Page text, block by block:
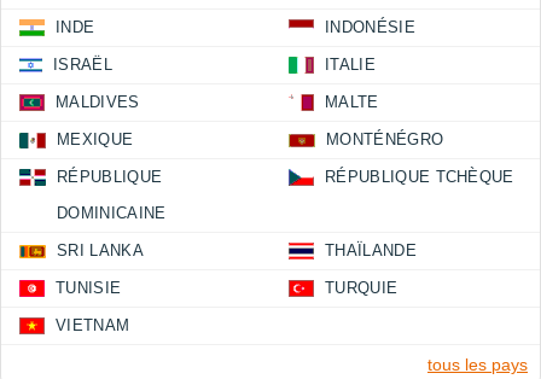
INDE INDONÉSIE
ISRAËL ITALIE
MALDIVES MALTE
MEXIQUE MONTÉNÉGRO
RÉPUBLIQUE
DOMINICAINE
RÉPUBLIQUE TCHÈQUE
SRI LANKA THAÏLANDE
TUNISIE TURQUIE
VIETNAM
tous les pays